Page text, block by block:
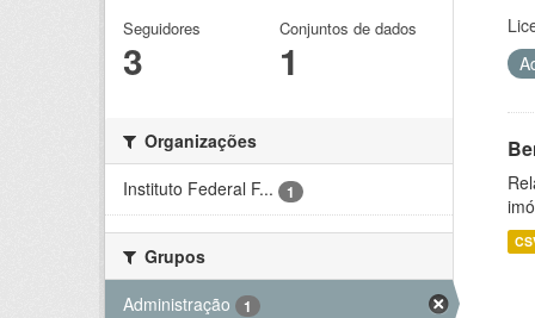
Seguidores
3
Conjuntos de dados
1
Organizações
Instituto Federal F...
1
Grupos
Administração
1